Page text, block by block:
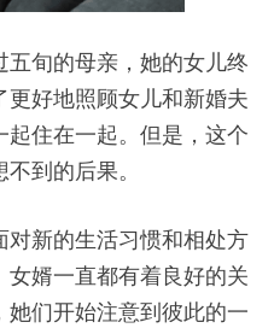
旬的母亲，她的女儿终
好地照顾女儿和新婚夫
住在一起。但是，这个
到的后果。
新的生活习惯和相处方
婿一直都有着良好的关
们开始注意到彼此的一